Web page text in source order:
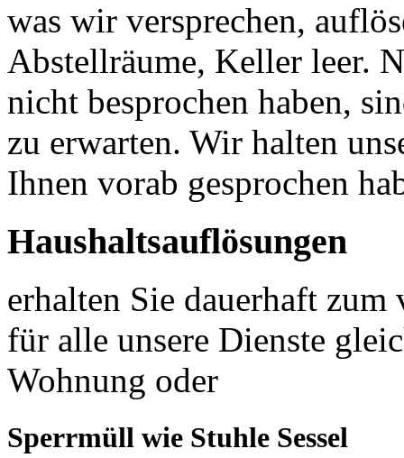
was wir versprechen,
Abstellräume, Keller leer.
nicht besprochen haben,
zu erwarten. Wir halten
Ihnen vorab gesprochen
Haushaltsauflösungen
erhalten Sie dauerhaft
für alle unsere Dienste
Wohnung oder
Sperrmüll wie Stuhle Sessel